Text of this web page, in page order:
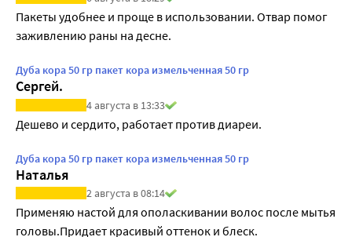
Пакеты удобнее и проще в использовании. Отвар помог
заживлению раны на десне.
Дуба кора 50 гр пакет кора измельченная 50 гр
Сергей.
4 августа в 13:33
Дешево и сердито, работает против диареи.
Дуба кора 50 гр пакет кора измельченная 50 гр
Наталья
2 августа в 08:14
Применяю настой для ополаскивании волос после мытья
головы.Придает красивый оттенок и блеск.